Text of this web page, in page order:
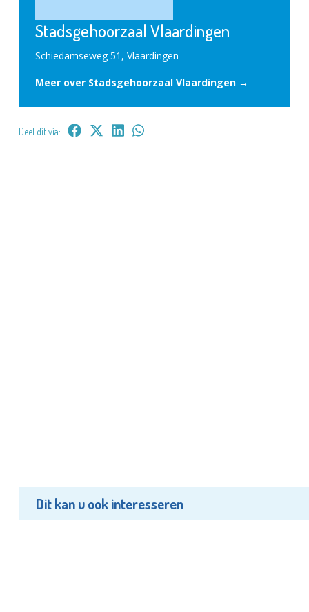
Stadsgehoorzaal Vlaardingen
Schiedamseweg 51, Vlaardingen
Meer over Stadsgehoorzaal Vlaardingen →
Deel dit via:
Dit kan u ook interesseren